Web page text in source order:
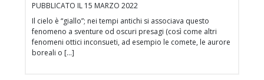
PUBBLICATO IL 15 MARZO 2022
Il cielo è “giallo”; nei tempi antichi si associava questo
fenomeno a sventure od oscuri presagi (così come altri
fenomeni ottici inconsueti, ad esempio le comete, le aurore
boreali o […]